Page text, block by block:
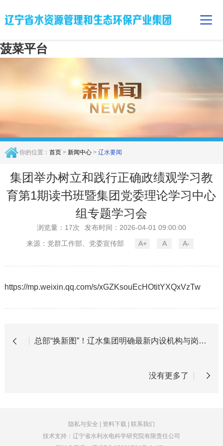
菠菜平台
你的位置： 首页> 新闻中心> 辽水要闻
集团举办树立和践行正确政绩观学习教
育第1期读书班暨集团党委理论学习中心
组专题学习会
浏览量：17次
发布时间：2026-04-01 09:00:00
来源：党群工作部、党委宣传部
A+ A A-
https://mp.weixin.qq.com/s/xGZKsouEcHOtitYXQxVzTw
总部“换新图”！辽水集团明确最新内设机构与岗位职责
没有更多了
隐私与安全 资料下载|
联系我们
技术支持：辽宁省水利水电科学研究院有限责任公司